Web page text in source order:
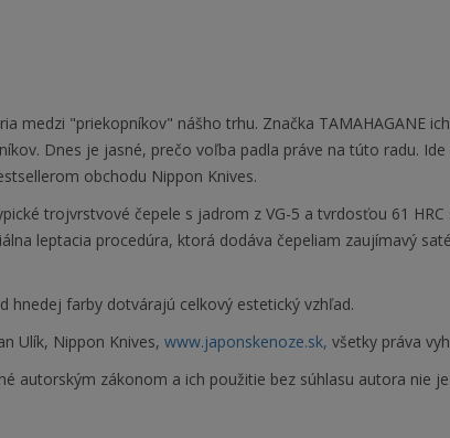
medzi "priekopníkov" nášho trhu. Značka TAMAHAGANE
Dnes je jasné, prečo voľba padla práve na túto radu.
obchodu Nippon Knives.
trojvrstvové čepele s jadrom z VG-5 a tvrdosťou 61
leptacia procedúra, ktorá dodáva čepeliam zaujímavý
hnedej farby dotvárajú celkový estetický vzhľad.
Ulík, Nippon Knives, www.japonskenoze.sk, všetky práva
autorským zákonom a ich použitie bez súhlasu autora nie